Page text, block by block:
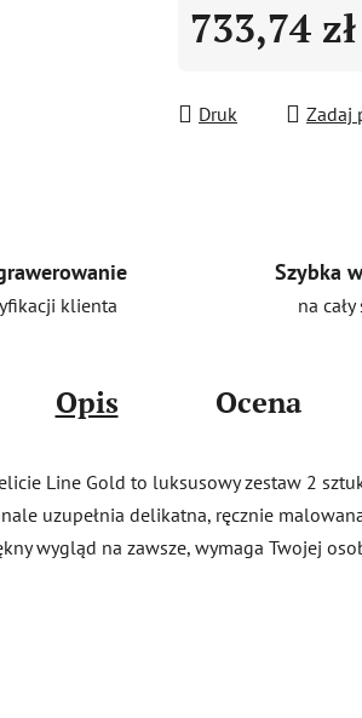
733,74 zł
Druk Zadaj
klienta
Szybka
na
Opis Ocena
Line Gold to luksusowy zestaw 2
uzupełnia delikatna, ręcznie
wygląd na zawsze, wymaga Twojej